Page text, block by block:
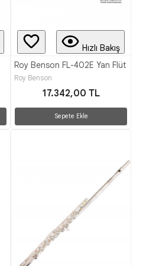
Hızlı Bakış
Roy Benson FL-402E Yan Flüt
Roy Benson
17.342,00 TL
Sepete Ekle